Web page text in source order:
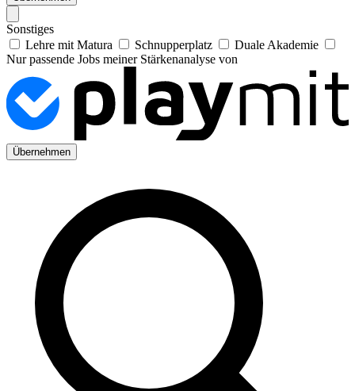
Sonstiges
Lehre mit Matura
Schnupperplatz
Duale Akademie
Nur passende Jobs meiner Stärkenanalyse von
Übernehmen